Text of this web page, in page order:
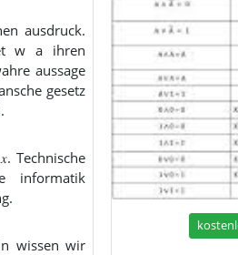
ausdruck.
w a ihren
aussage
informatik
wissen wir